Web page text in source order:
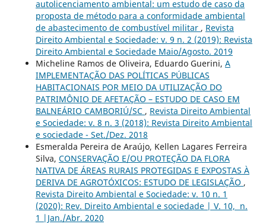
autolicenciamento ambiental: um estudo de caso da
proposta de método para a conformidade ambiental
de abastecimento de combustível militar , Revista
Direito Ambiental e Sociedade: v. 9 n. 2 (2019): Revista
Direito Ambiental e Sociedade Maio/Agosto. 2019
Micheline Ramos de Oliveira, Eduardo Guerini, A
IMPLEMENTAÇÃO DAS POLÍTICAS PÚBLICAS
HABITACIONAIS POR MEIO DA UTILIZAÇÃO DO
PATRIMÔNIO DE AFETAÇÃO – ESTUDO DE CASO EM
BALNEÁRIO CAMBORIÚ/SC , Revista Direito Ambiental
e Sociedade: v. 8 n. 3 (2018): Revista Direito Ambiental
e sociedade - Set./Dez. 2018
Esmeralda Pereira de Araújo, Kellen Lagares Ferreira
Silva, CONSERVAÇÃO E/OU PROTEÇÃO DA FLORA
NATIVA DE ÁREAS RURAIS PROTEGIDAS E EXPOSTAS À
DERIVA DE AGROTÓXICOS: ESTUDO DE LEGISLAÇÃO ,
Revista Direito Ambiental e Sociedade: v. 10 n. 1
(2020): Rev. Direito Ambiental e sociedade | V. 10, n.
1 |Jan./Abr. 2020